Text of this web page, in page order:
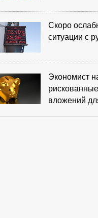
Скоро
ситуации с
Экономист
вложений